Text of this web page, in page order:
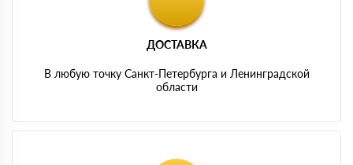
ДОСТАВКА
В любую точку Санкт-Петербурга и Ленинградской
области